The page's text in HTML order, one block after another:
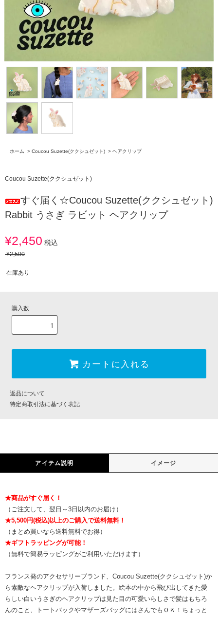
ホーム > Coucou Suzette(ククシュゼット) > ヘアクリップ
Coucou Suzette(ククシュゼット)
すぐ届く☆Coucou Suzette(ククシュゼット)
Rabbit うさぎ ラビット ヘアクリップ
¥2,450 税込
¥2,500
在庫あり
購入数
カートに入れる
返品について
特定商取引法に基づく表記
アイテム説明 イメージ
★商品がすぐ届く！
（ご注文して、翌日～3日以内のお届け）
★5,500円(税込)以上のご購入で送料無料！
（まとめ買いなら送料無料でお得）
★ギフトラッピングが可能！
（無料で簡易ラッピングがご利用いただけます）
フランス発のアクセサリーブランド、Coucou Suzette(ククシュゼット)か
ら素敵なヘアクリップが入荷しました。絵本の中から飛び出してきた愛
らしい白いうさぎのヘアクリップは見た目の可愛いらしさで髪はもちろ
んのこと、トートバックやマザーズバッグにはさんでもＯＫ！ちょっと